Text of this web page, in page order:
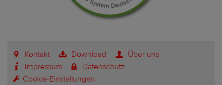
Kontakt Download
Über uns
Impressum
Datenschutz
Cookie-Einstellungen